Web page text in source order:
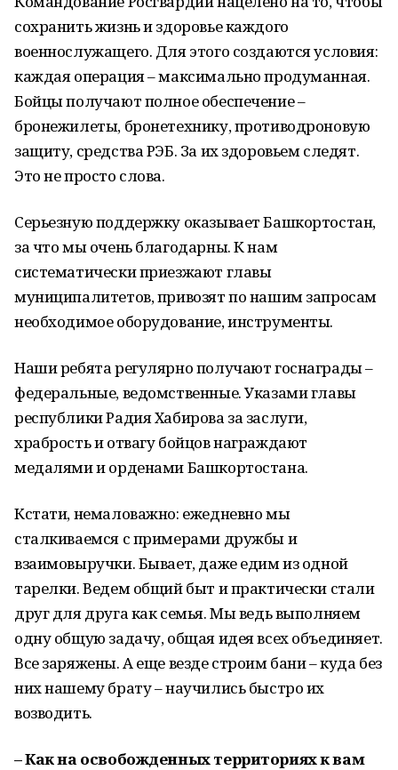
сохранить жизнь и здоровье каждого
военнослужащего. Для этого создаются условия:
каждая операция – максимально продуманная.
Бойцы получают полное обеспечение –
бронежилеты, бронетехнику, противодроновую
защиту, средства РЭБ. За их здоровьем следят.
Это не просто слова.
Серьезную поддержку оказывает Башкортостан,
за что мы очень благодарны. К нам
систематически приезжают главы
муниципалитетов, привозят по нашим запросам
необходимое оборудование, инструменты.
Наши ребята регулярно получают госнаграды –
федеральные, ведомственные. Указами главы
республики Радия Хабирова за заслуги,
храбрость и отвагу бойцов награждают
медалями и орденами Башкортостана.
Кстати, немаловажно: ежедневно мы
сталкиваемся с примерами дружбы и
взаимовыручки. Бывает, даже едим из одной
тарелки. Ведем общий быт и практически стали
друг для друга как семья. Мы ведь выполняем
одну общую задачу, общая идея всех объединяет.
Все заряжены. А еще везде строим бани – куда без
них нашему брату – научились быстро их
возводить.
– Как на освобожденных территориях к вам